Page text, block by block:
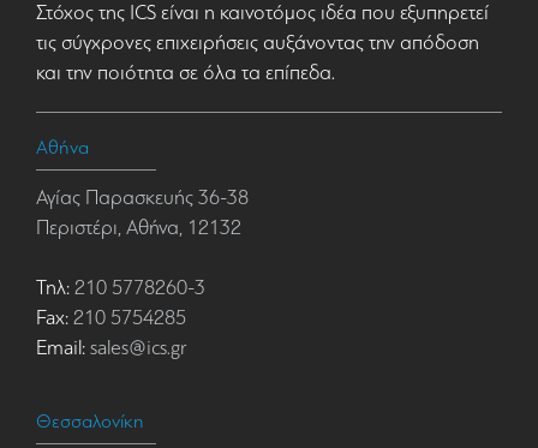
Στόχος της ICS είναι η καινοτόμος ιδέα που εξυπηρετεί
τις σύγχρονες επιχειρήσεις αυξάνοντας την απόδοση
και την ποιότητα σε όλα τα επίπεδα.
Αθήνα
Αγίας Παρασκευής 36-38
Περιστέρι, Αθήνα, 12132
Τηλ: 210 5778260-3
Fax: 210 5754285
Email: sales@ics.gr
Θεσσαλονίκη